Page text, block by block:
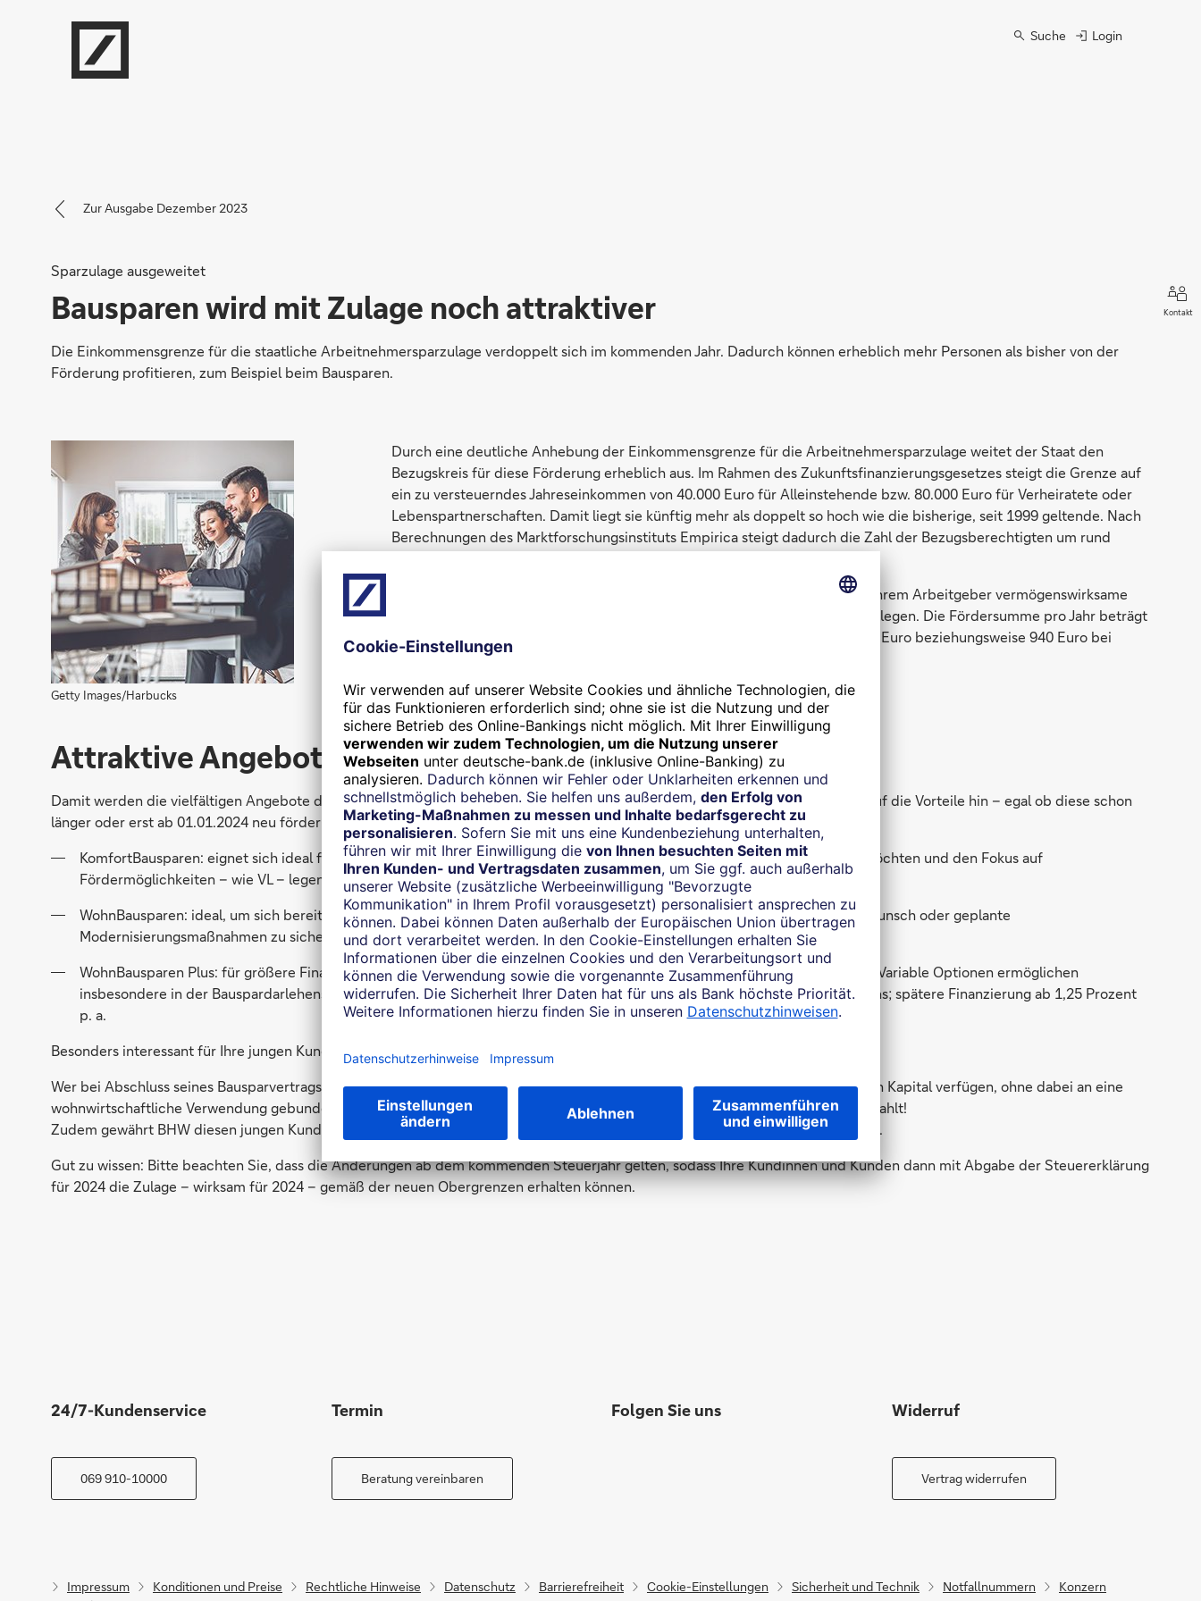
Suche Login
Kontakt
Zur Ausgabe Dezember 2023
Sparzulage ausgeweitet
Bausparen wird mit Zulage noch attraktiver
Die Einkommensgrenze für die staatliche Arbeitnehmersparzulage verdoppelt sich im kommenden Jahr. Dadurch können erheblich mehr Personen als bisher von der
Förderung profitieren, zum Beispiel beim Bausparen.
Getty Images/Harbucks
Durch eine deutliche Anhebung der Einkommensgrenze für die Arbeitnehmersparzulage weitet der Staat den
Bezugskreis für diese Förderung erheblich aus. Im Rahmen des Zukunftsfinanzierungsgesetzes steigt die Grenze auf
ein zu versteuerndes Jahreseinkommen von 40.000 Euro für Alleinstehende bzw. 80.000 Euro für Verheiratete oder
Lebenspartnerschaften. Damit liegt sie künftig mehr als doppelt so hoch wie die bisherige, seit 1999 geltende. Nach
Berechnungen des Marktforschungsinstituts Empirica steigt dadurch die Zahl der Bezugsberechtigten um rund
Die Arbeitnehmersparzulage stärkt das Kapital von Beschäftigten, die von ihrem Arbeitgeber vermögenswirksame
Leistungen (VL) erhalten und diese zum Beispiel in einem Bausparvertrag anlegen. Die Fördersumme pro Jahr beträgt
neun Prozent der so verwendeten Mittel bis zu einem Maximalwert von 470 Euro beziehungsweise 940 Euro bei
Verheirateten oder Lebenspartnerschaften.
Attraktive Angebote
Damit werden die vielfältigen Angebote der BHW Bausparkasse noch attraktiver. Weisen Sie Ihre Kundinnen und Kunden gern auf die Vorteile hin – egal ob diese schon
länger oder erst ab 01.01.2024 neu förderberechtigt sind. Zum Beispiel:
KomfortBausparen: eignet sich ideal für junge Kundinnen und Kunden sowie für Unentschlossene, die Kapital ansammeln möchten und den Fokus auf
Fördermöglichkeiten – wie VL – legen.
WohnBausparen: ideal, um sich bereits heute einen Top-Sollzins ab 1 Prozent nominal p. a. für den zukünftigen Immobilienwunsch oder geplante
Modernisierungsmaßnahmen zu sichern.
WohnBausparen Plus: für größere Finanzierungen wie die eigene Immobilie oder Modernisierungsvorhaben ab 50.000 Euro. Variable Optionen ermöglichen
insbesondere in der Bauspardarlehensphase die Auswahl von Sollzins und Tilgungsrate innerhalb des vorgegebenen Rahmens; spätere Finanzierung ab 1,25 Prozent
p. a.
Besonders interessant für Ihre jungen Kundinnen und Kunden:
Wer bei Abschluss seines Bausparvertrags das 25. Lebensjahr noch nicht beendet hat, kann nach sieben Jahren Laufzeit über sein Kapital verfügen, ohne dabei an eine
wohnwirtschaftliche Verwendung gebunden zu sein – die Zulagen werden den jungen Menschen also zweckungebunden ausgezahlt!
Zudem gewährt BHW diesen jungen Kunden einen Jugendbonus (0,6 Prozent der Bausparsumme) für den ersten Bausparvertrag.
Gut zu wissen: Bitte beachten Sie, dass die Änderungen ab dem kommenden Steuerjahr gelten, sodass Ihre Kundinnen und Kunden dann mit Abgabe der Steuererklärung
für 2024 die Zulage – wirksam für 2024 – gemäß der neuen Obergrenzen erhalten können.
24/7-Kundenservice
069 910-10000
Termin
Beratung vereinbaren
Folgen Sie uns Widerruf
Vertrag widerrufen
Impressum Konditionen und Preise Rechtliche Hinweise Datenschutz Barrierefreiheit Cookie-Einstellungen Sicherheit und Technik Notfallnummern
Konzern